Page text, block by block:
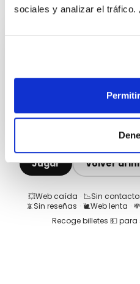
sociales y analizar el
Jugar Volver al
💥Web caída · 📉Sin
📵Sin reseñas · 🐌Web lenta ·
Recoge billetes 💵